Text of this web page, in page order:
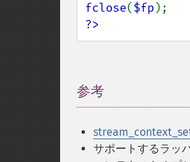
fclose($fp
?>
参考
サポートするラッ